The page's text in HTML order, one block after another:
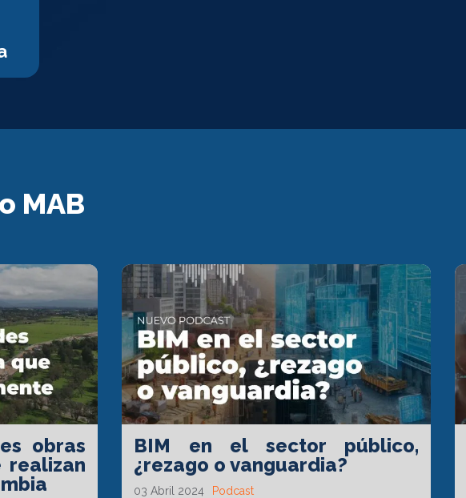
MAB
obras
realizan
BIM en el sector público,
¿rezago o vanguardia?
03 Abril 2024 Podcast